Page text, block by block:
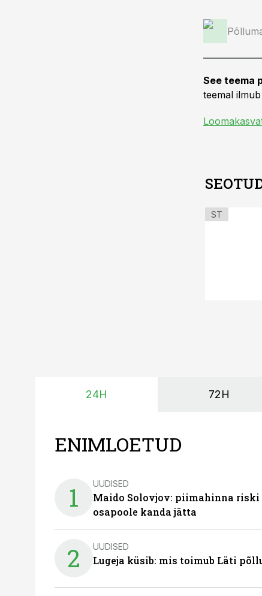
See teema
teemal
ST
24H 72H
ENIMLOETUD
1 UUDISED
Maido Solovjov: piimahinna riski
osapoole kanda jätta
2 UUDISED
Lugeja küsib: mis toimub Läti